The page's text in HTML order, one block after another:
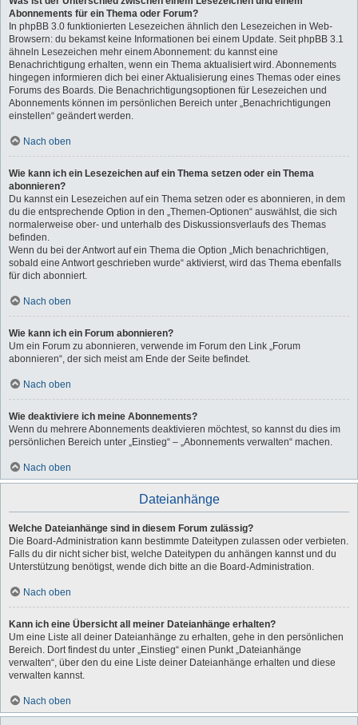
Abonnements für ein Thema oder Forum?
In phpBB 3.0 funktionierten Lesezeichen ähnlich den Lesezeichen in Web-
Browsern: du bekamst keine Informationen bei einem Update. Seit phpBB 3.1
ähneln Lesezeichen mehr einem Abonnement: du kannst eine
Benachrichtigung erhalten, wenn ein Thema aktualisiert wird. Abonnements
hingegen informieren dich bei einer Aktualisierung eines Themas oder eines
Forums des Boards. Die Benachrichtigungsoptionen für Lesezeichen und
Abonnements können im persönlichen Bereich unter „Benachrichtigungen
einstellen“ geändert werden.
Nach oben
Wie kann ich ein Lesezeichen auf ein Thema setzen oder ein Thema
abonnieren?
Du kannst ein Lesezeichen auf ein Thema setzen oder es abonnieren, in dem
du die entsprechende Option in den „Themen-Optionen“ auswählst, die sich
normalerweise ober- und unterhalb des Diskussionsverlaufs des Themas
befinden.
Wenn du bei der Antwort auf ein Thema die Option „Mich benachrichtigen,
sobald eine Antwort geschrieben wurde“ aktivierst, wird das Thema ebenfalls
für dich abonniert.
Nach oben
Wie kann ich ein Forum abonnieren?
Um ein Forum zu abonnieren, verwende im Forum den Link „Forum
abonnieren“, der sich meist am Ende der Seite befindet.
Nach oben
Wie deaktiviere ich meine Abonnements?
Wenn du mehrere Abonnements deaktivieren möchtest, so kannst du dies im
persönlichen Bereich unter „Einstieg“ – „Abonnements verwalten“ machen.
Nach oben
Dateianhänge
Welche Dateianhänge sind in diesem Forum zulässig?
Die Board-Administration kann bestimmte Dateitypen zulassen oder verbieten.
Falls du dir nicht sicher bist, welche Dateitypen du anhängen kannst und du
Unterstützung benötigst, wende dich bitte an die Board-Administration.
Nach oben
Kann ich eine Übersicht all meiner Dateianhänge erhalten?
Um eine Liste all deiner Dateianhänge zu erhalten, gehe in den persönlichen
Bereich. Dort findest du unter „Einstieg“ einen Punkt „Dateianhänge
verwalten“, über den du eine Liste deiner Dateianhänge erhalten und diese
verwalten kannst.
Nach oben